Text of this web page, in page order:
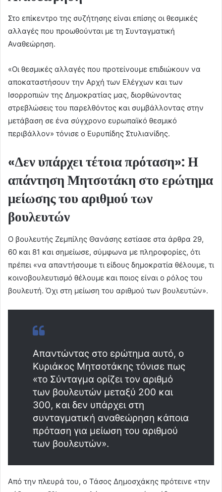
Στο επίκεντρο της συζήτησης είναι επίσης οι θεσμικές
αλλαγές που προωθούνται με τη Συνταγματική
Αναθεώρηση.
«Οι θεσμικές αλλαγές που προτείνουμε επιδιώκουν να
αποκαταστήσουν την Αρχή των Ελέγχων και των
Ισορροπιών της Δημοκρατίας μας, διορθώνοντας
στρεβλώσεις του παρελθόντος και συμβάλλοντας στην
μετάβαση σε ένα σύγχρονο ευρωπαϊκό θεσμικό
περιβάλλον» τόνισε ο Ευρυπίδης Στυλιανίδης.
«Δεν υπάρχει τέτοια πρόταση»: Η
απάντηση Μητσοτάκη στο ερώτημα
μείωσης του αριθμού των
βουλευτών
Ο βουλευτής Ζεμπίλης Θανάσης εστίασε στα άρθρα 29,
60 και 81 και σημείωσε, σύμφωνα με πληροφορίες, ότι
πρέπει «να απαντήσουμε τι είδους δημοκρατία θέλουμε, τι
κοινοβουλευτισμό θέλουμε και ποιος είναι ο ρόλος του
βουλευτή. Όχι στη μείωση του αριθμού των βουλευτών».
Απαντώντας στο ερώτημα αυτό, ο
Κυριάκος Μητσοτάκης τόνισε πως
«το Σύνταγμα ορίζει τον αριθμό
των βουλευτών μεταξύ 200 και
300, και δεν υπάρχει στη
συνταγματική αναθεώρηση κάποια
πρόταση για μείωση του αριθμού
των βουλευτών».
Από την πλευρά του, ο Τάσος Δημοσχάκης πρότεινε «την